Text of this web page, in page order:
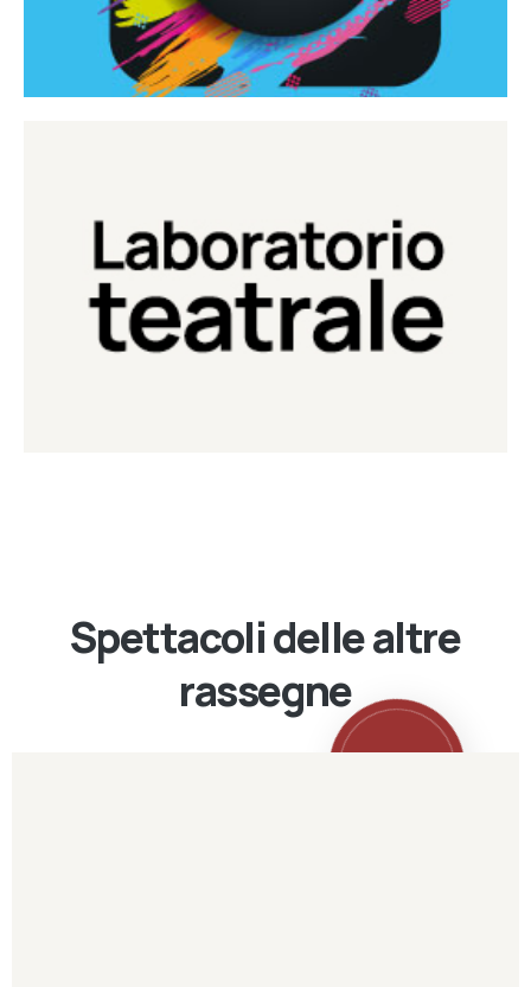
Laboratorio Teatrale
Laboratorio di teatro del Teatro Eduardo de Filippo
Continua
Spettacoli delle altre
rassegne